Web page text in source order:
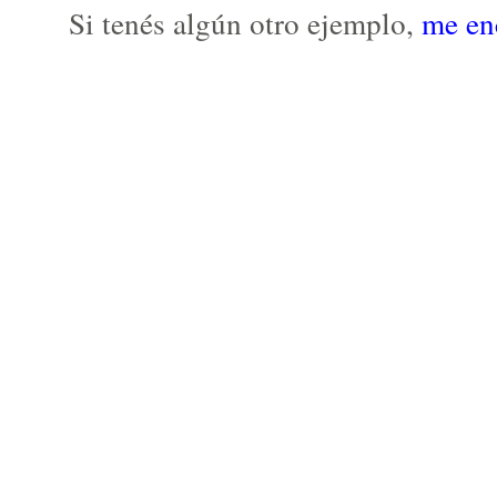
Si tenés algún otro ejemplo, me